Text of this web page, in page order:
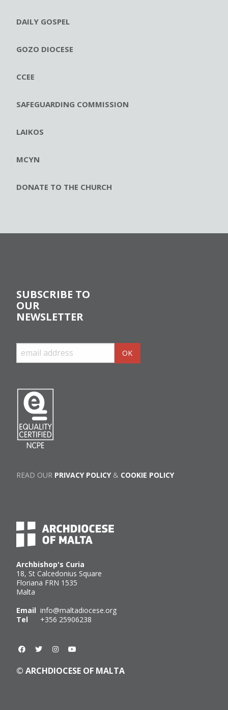
DAILY GOSPEL
GOZO DIOCESE
CCEE
SAFEGUARDING COMMISSION
LAIKOS
MCYN
DONATE TO THE CHURCH
Archbishop's Curia
18, St Calcedonius Square
Floriana FRN 1535
Malta
Email info@maltadiocese.org
Tel +356 25906238
© ARCHDIOCESE OF MALTA
SUBSCRIBE TO
OUR
NEWSLETTER
READ OUR PRIVACY POLICY& COOKIE POLICY